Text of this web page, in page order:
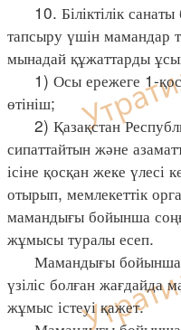
10. Біліктілік санаты
тапсыру үшін мамандар
мынадай құжаттарды
1) Осы ережеге 1-
өтініш;
2) Қазақстан
сипаттайтын және
ісіне қосқан жеке үлесі
отырып, мемлекеттік
мамандығы бойынша
жұмысы туралы есеп.
Мамандығы бойынша
үзіліс болған
жұмыс істеуі қажет.